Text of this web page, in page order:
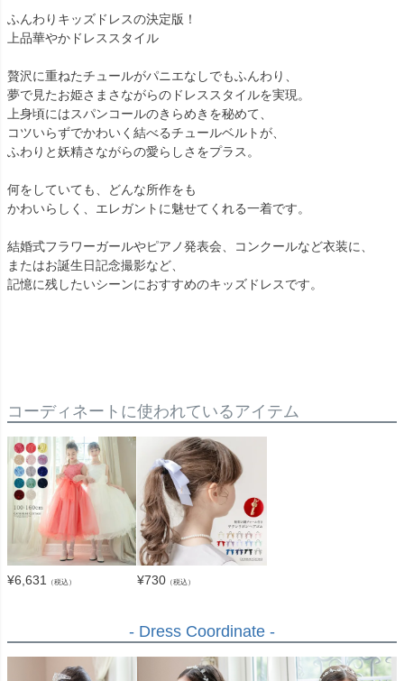
ふんわりキッズドレスの決定版！
上品華やかドレススタイル
贅沢に重ねたチュールがパニエなしでもふんわり、
夢で見たお姫さまさながらのドレススタイルを実現。
上身頃にはスパンコールのきらめきを秘めて、
コツいらずでかわいく結べるチュールベルトが、
ふわりと妖精さながらの愛らしさをプラス。
何をしていても、どんな所作をも
かわいらしく、エレガントに魅せてくれる一着です。
結婚式フラワーガールやピアノ発表会、コンクールなど衣装に、
またはお誕生日記念撮影など、
記憶に残したいシーンにおすすめのキッズドレスです。
コーディネートに使われているアイテム
¥6,631 （税込） ¥730 （税込）
- Dress Coordinate -